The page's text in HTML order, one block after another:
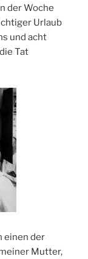
der Woche
Urlaub
und acht
Tat
einen der
Mutter,